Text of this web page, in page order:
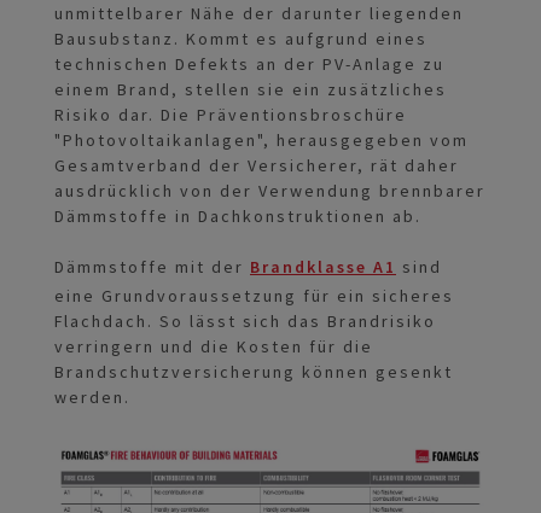
unmittelbarer Nähe der darunter liegenden
Bausubstanz. Kommt es aufgrund eines
technischen Defekts an der PV-Anlage zu
einem Brand, stellen sie ein zusätzliches
Risiko dar. Die Präventionsbroschüre
"Photovoltaikanlagen", herausgegeben vom
Gesamtverband der Versicherer, rät daher
ausdrücklich von der Verwendung brennbarer
Dämmstoffe in Dachkonstruktionen ab.
Dämmstoffe mit der Brandklasse A1 sind
eine Grundvoraussetzung für ein sicheres
Flachdach. So lässt sich das Brandrisiko
verringern und die Kosten für die
Brandschutzversicherung können gesenkt
werden.